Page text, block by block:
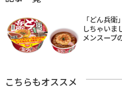
「どん兵
しちゃいま
メンスープ
こちらもオススメ